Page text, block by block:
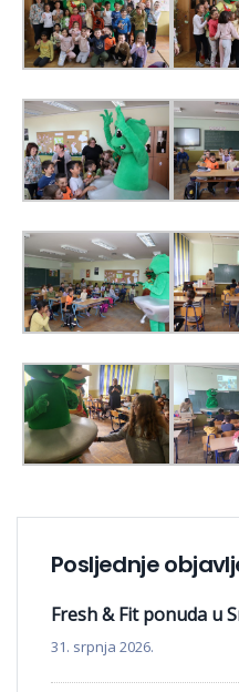
Posljednje
Fresh & Fit ponuda u
31. srpnja 2026.